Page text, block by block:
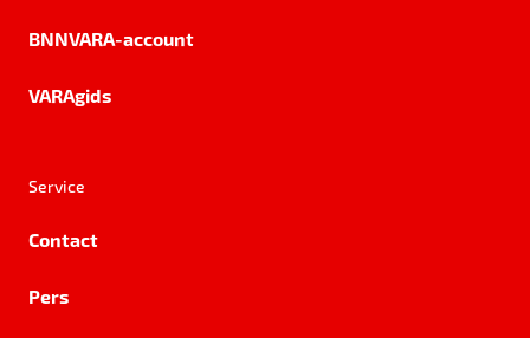
BNNVARA-account
VARAgids
Service
Contact
Pers